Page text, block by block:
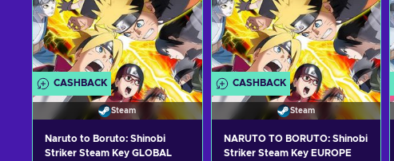
CASHBACK
Steam
Naruto to Boruto: Shinobi
Striker Steam Key GLOBAL
CASHBACK
Steam
NARUTO TO BORUTO: Shinobi
Striker Steam Key EUROPE